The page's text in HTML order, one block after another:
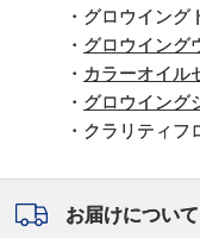
・グロウイング
・ グロウイング
・ カラーオイル
・ グロウイング
・クラリティフ
お届けについて